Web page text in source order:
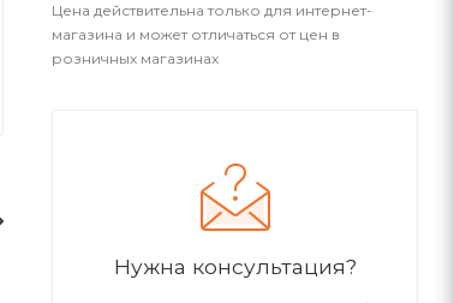
Цена действительна только для интернет-
магазина и может отличаться от цен в
розничных магазинах
Нужна консультация?